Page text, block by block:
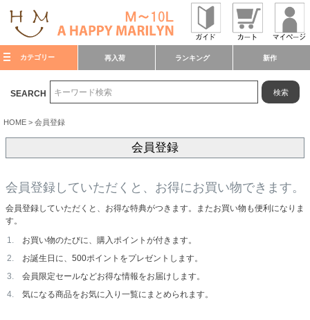
カテゴリー 再入荷 ランキング 新作
SEARCH 検索
HOME 会員登録
会員登録
会員登録していただくと、お得にお買い物できます。
会員登録していただくと、お得な特典がつきます。またお買い物も便利になりま
す。
お買い物のたびに、購入ポイントが付きます。
お誕生日に、500ポイントをプレゼントします。
会員限定セールなどお得な情報をお届けします。
気になる商品をお気に入り一覧にまとめられます。